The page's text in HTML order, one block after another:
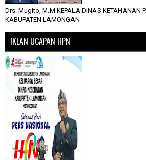
Drs. Mugito, M.M KEPALA DINAS KETAHANAN
KABUPATEN LAMONGAN
IKLAN UCAPAN HPN